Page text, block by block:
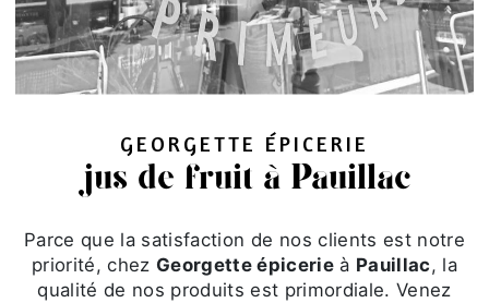
GEORGETTE ÉPICERIE
jus de fruit à Pauillac
Parce que la satisfaction de nos clients est notre
priorité, chez Georgette épicerie à Pauillac, la
qualité de nos produits est primordiale. Venez